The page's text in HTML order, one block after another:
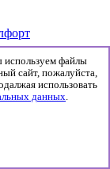
используем файлы
сайт, пожалуйста,
использовать
данных.